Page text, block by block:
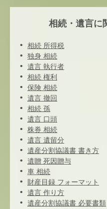
相続・遺言に
相続 所得税
独身 相続
遺言 執行者
相続 権利
保険 相続
遺言 撤回
相続 孫
遺言 口頭
株券 相続
遺言 遺留分
遺産分割協議書 書き方
遺贈 死因贈与
車 相続
財産目録 フォーマット
遺言 作り方
遺産分割協議書 必要書類